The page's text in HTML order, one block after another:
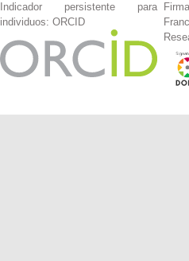
Indicador persistente para
individuos: ORCID